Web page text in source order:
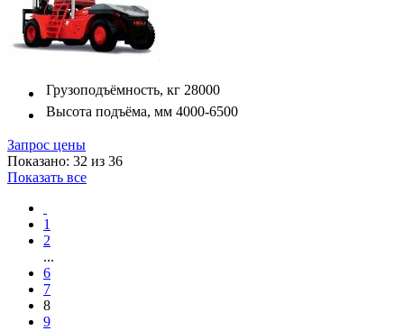
Грузоподъёмность, кг 28000
Высота подъёма, мм 4000-6500
Запрос цены
Показано: 32 из 36
Показать все
1
2
...
6
7
8
9